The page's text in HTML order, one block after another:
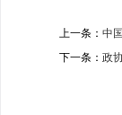
上一条： 中
下一条： 政